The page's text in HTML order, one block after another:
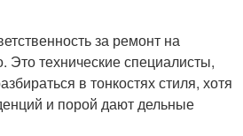
за ремонт на
Это технические специалисты,
в тонкостях стиля, хотя
и порой дают дельные